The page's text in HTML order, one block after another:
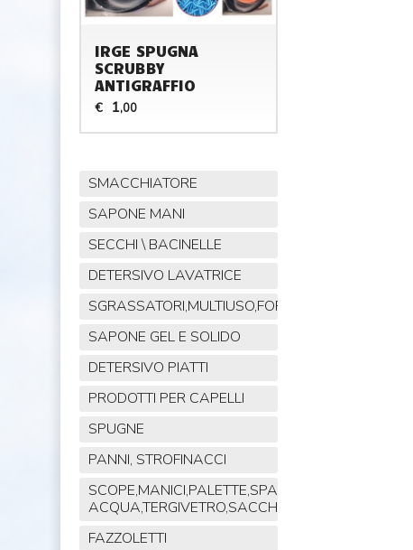
IRGE SPUGNA
SCRUBBY
ANTIGRAFFIO
€ 1,00
SMACCHIATORE
SAPONE MANI
SECCHI \ BACINELLE
DETERSIVO LAVATRICE
SAPONE GEL E SOLIDO
DETERSIVO PIATTI
PRODOTTI PER CAPELLI
SPUGNE
PANNI, STROFINACCI
SCOPE,MANICI,PALETTE,SPAZZOLE,TIRA
ACQUA,TERGIVETRO,SACCHI,MOP
FAZZOLETTI